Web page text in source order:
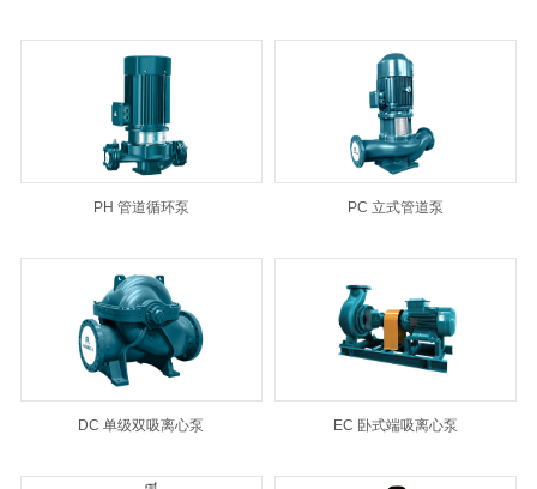
PH 管道循环泵 PC 立式管道泵
DC 单级双吸离心泵 EC 卧式端吸离心泵